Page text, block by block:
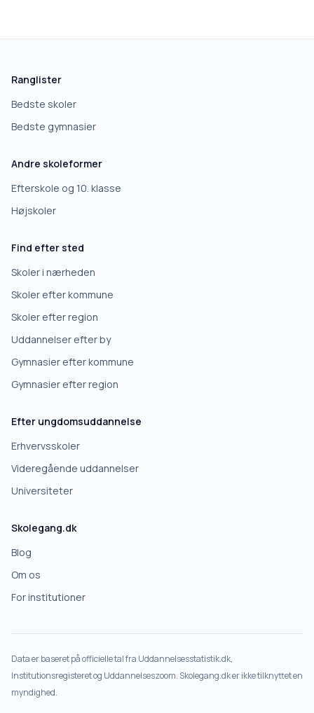
Ranglister
Bedste skoler
Bedste gymnasier
Andre skoleformer
Efterskole og 10. klasse
Højskoler
Find efter sted
Skoler i nærheden
Skoler efter kommune
Skoler efter region
Uddannelser efter by
Gymnasier efter kommune
Gymnasier efter region
Efter ungdomsuddannelse
Erhvervsskoler
Videregående uddannelser
Universiteter
Skolegang.dk
Blog
Om os
For institutioner
Data er baseret på officielle tal fra Uddannelsesstatistik.dk,
Institutionsregisteret og Uddannelseszoom. Skolegang.dk er ikke tilknyttet en
myndighed.